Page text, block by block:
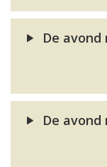
De avond
De avond